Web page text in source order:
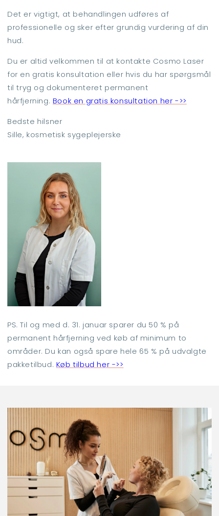
Det er vigtigt, at behandlingen udføres af
professionelle og sker efter grundig vurdering af din
hud.
Du er altid velkommen til at kontakte Cosmo Laser
for en gratis konsultation eller hvis du har spørgsmål
til tryg og dokumenteret permanent
hårfjerning. Book en gratis konsultation her ->>
Bedste hilsner
Sille, kosmetisk sygeplejerske
PS. Til og med d. 31. januar sparer du 50 % på
permanent hårfjerning ved køb af minimum to
områder. Du kan også spare hele 65 % på udvalgte
pakketilbud. Køb tilbud her ->>